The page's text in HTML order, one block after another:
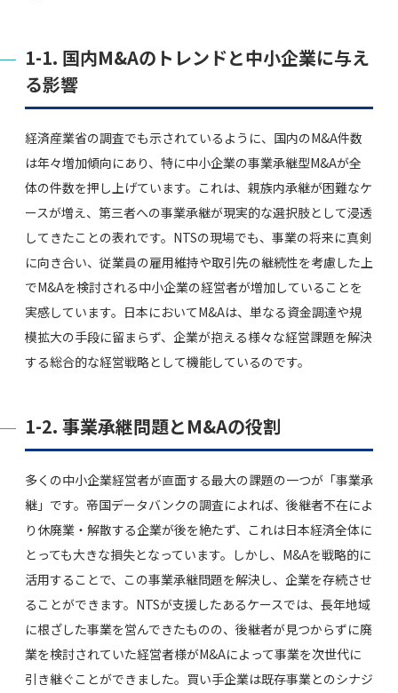
1-1. 国内M&Aのトレンドと中小企業に与え
る影響
経済産業省の調査でも示されているように、国内のM&A件数
は年々増加傾向にあり、特に中小企業の事業承継型M&Aが全
体の件数を押し上げています。これは、親族内承継が困難なケ
ースが増え、第三者への事業承継が現実的な選択肢として浸透
してきたことの表れです。NTSの現場でも、事業の将来に真剣
に向き合い、従業員の雇用維持や取引先の継続性を考慮した上
でM&Aを検討される中小企業の経営者が増加していることを
実感しています。日本においてM&Aは、単なる資金調達や規
模拡大の手段に留まらず、企業が抱える様々な経営課題を解決
する総合的な経営戦略として機能しているのです。
1-2. 事業承継問題とM&Aの役割
多くの中小企業経営者が直面する最大の課題の一つが「事業承
継」です。帝国データバンクの調査によれば、後継者不在によ
り休廃業・解散する企業が後を絶たず、これは日本経済全体に
とっても大きな損失となっています。しかし、M&Aを戦略的に
活用することで、この事業承継問題を解決し、企業を存続させ
ることができます。NTSが支援したあるケースでは、長年地域
に根ざした事業を営んできたものの、後継者が見つからずに廃
業を検討されていた経営者様がM&Aによって事業を次世代に
引き継ぐことができました。買い手企業は既存事業とのシナジ